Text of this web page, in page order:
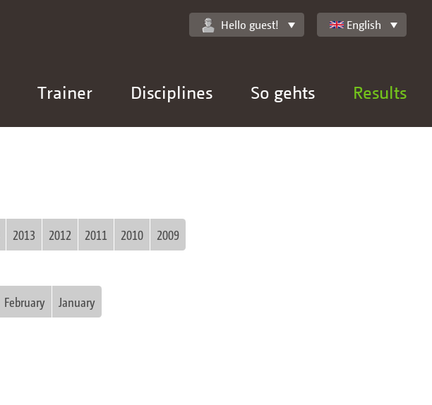
Trainer Disciplines So gehts Results
Hello guest! English
2013 2012 2011 2010 2009
February January